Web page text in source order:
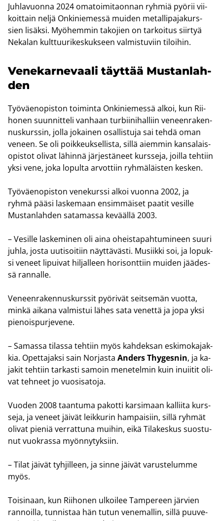
Juh­la­vuon­na 2024 oma­toi­mi­taon­nan ryh­miä pyö­rii vii­
koit­tain neljä On­ki­nie­mes­sä mui­den me­tal­li­pa­ja­kurs­
sien li­säk­si. Myö­hem­min ta­ko­jien on tar­koi­tus siir­tyä
Ne­ka­lan kult­tuu­ri­kes­kuk­seen val­mis­tu­viin ti­loi­hin.
Ve­ne­kar­ne­vaa­li täyt­tää Mus­tan­lah­
den
Työ­väen­opis­ton toi­min­ta On­ki­nie­mes­sä alkoi, kun Rii­
ho­nen suun­nit­te­li van­haan tur­bii­ni­hal­liin ve­neen­ra­ken­
nus­kurs­sin, jolla jo­kai­nen osal­lis­tu­ja sai tehdä oman
ve­neen. Se oli poik­keuk­sel­lis­ta, sillä ai­em­min kan­sa­lais­
opis­tot oli­vat lä­hin­nä jär­jes­tä­neet kurs­se­ja, joil­la teh­tiin
yksi vene, joka lo­pul­ta ar­vot­tiin ryh­mä­läis­ten kes­ken.
Työ­väen­opis­ton ve­ne­kurs­si alkoi vuon­na 2002, ja
ryhmä pääsi las­ke­maan en­sim­mäi­set paa­tit ve­sil­le
Mus­tan­lah­den sa­ta­mas­sa ke­vääl­lä 2003.
– Ve­sil­le las­ke­mi­nen oli aina oheis­ta­pah­tu­mi­neen suuri
juhla, josta uu­ti­soi­tiin näyt­tä­väs­ti. Musiik­ki soi, ja lo­puk­
si ve­neet li­pui­vat hil­jal­leen ho­ri­sont­tiin mui­den jää­des­
sä ran­nal­le.
Ve­neen­ra­ken­nus­kurs­sit pyö­ri­vät seit­se­män vuot­ta,
minkä ai­ka­na val­mis­tui lähes sata ve­net­tä ja jopa yksi
pie­nois­pur­je­ve­ne.
– Sa­mas­sa ti­las­sa teh­tiin myös kah­dek­san es­ki­mo­ka­jak­
kia. Opet­ta­jak­si sain Nor­jas­ta An­ders Thy­ges­nin, ja ka­
ja­kit teh­tiin tar­kas­ti sa­moin me­ne­tel­min kuin inuii­tit oli­
vat teh­neet jo vuo­si­sa­to­ja.
Vuo­den 2008 taan­tu­ma pa­kot­ti kar­si­maan kal­lii­ta kurs­
se­ja, ja ve­neet jäi­vät leik­ku­rin ham­pai­siin, sillä ryh­mät
oli­vat pie­niä ver­rat­tu­na mui­hin, eikä Ti­la­kes­kus suos­tu­
nut vuo­kras­sa myön­ny­tyk­siin.
– Tilat jäi­vät tyh­jil­leen, ja sinne jäi­vät va­rus­te­lum­me
myös.
Toi­si­naan, kun Rii­ho­nen ul­koi­lee Tam­pe­reen jär­vien
ran­noil­la, tun­nis­taa hän tutun ve­ne­mal­lin, sillä puu­ve­